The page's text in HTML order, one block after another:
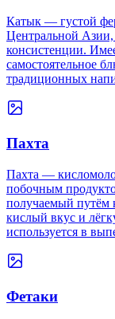
Катык — густой
Центральной
консистенции.
самостоятельное
традиционных
Пахта
Пахта —
побочным
получаемый путём
кислый вкус и
используется в
Фетаки